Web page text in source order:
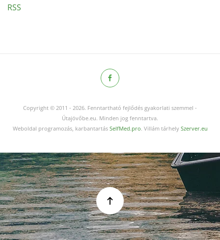
RSS
Copyright © 2011 - 2026. Fenntartható fejlődés gyakorlati szemmel -
Útajövőbe.eu. Minden jog fenntartva.
Weboldal programozás, karbantartás SelfMed.pro. Villám tárhely Szerver.eu